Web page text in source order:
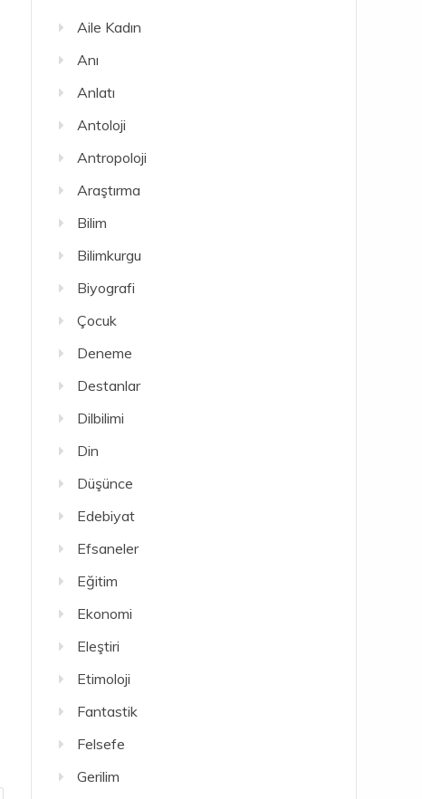
Aile Kadın
Anı
Anlatı
Antoloji
Antropoloji
Araştırma
Bilim
Bilimkurgu
Biyografi
Çocuk
Deneme
Destanlar
Dilbilimi
Din
Düşünce
Edebiyat
Efsaneler
Eğitim
Ekonomi
Eleştiri
Etimoloji
Fantastik
Felsefe
Gerilim